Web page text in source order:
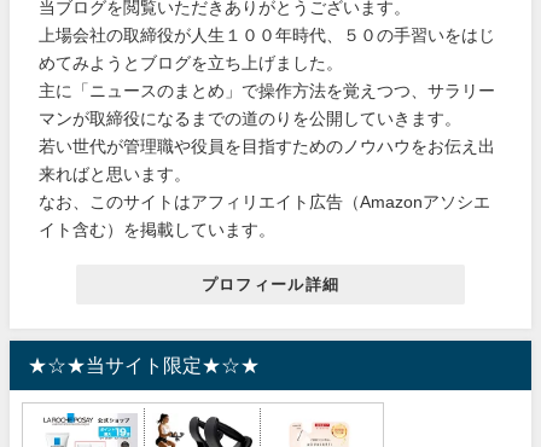
当ブログを閲覧いただきありがとうございます。
上場会社の取締役が人生１００年時代、５０の手習いをはじ
めてみようとブログを立ち上げました。
主に「ニュースのまとめ」で操作方法を覚えつつ、サラリー
マンが取締役になるまでの道のりを公開していきます。
若い世代が管理職や役員を目指すためのノウハウをお伝え出
来ればと思います。
なお、このサイトはアフィリエイト広告（Amazonアソシエ
イト含む）を掲載しています。
プロフィール詳細
★☆★当サイト限定★☆★